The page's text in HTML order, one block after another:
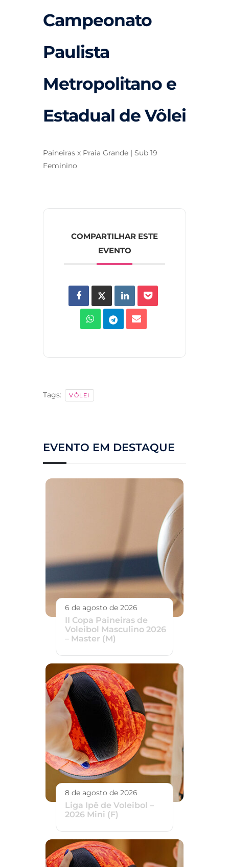
Campeonato
Paulista
Metropolitano e
Estadual de Vôlei
Paineiras x Praia Grande | Sub 19
Feminino
COMPARTILHAR ESTE
EVENTO
Tags: VÔLEI
EVENTO EM DESTAQUE
6 de agosto de 2026
II Copa Paineiras de
Voleibol Masculino 2026
– Master (M)
8 de agosto de 2026
Liga Ipê de Voleibol –
2026 Mini (F)